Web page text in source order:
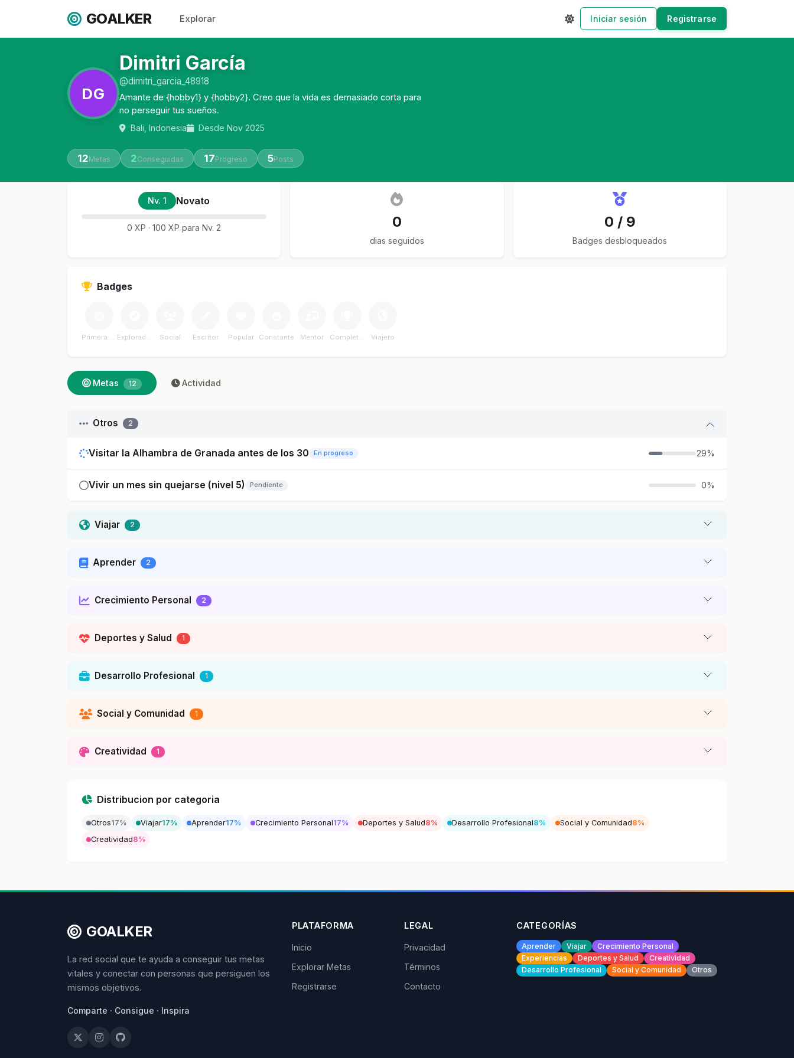
GOALKER Explorar Iniciar sesión Registrarse
DG
Dimitri García
@dimitri_garcia_48918
Amante de {hobby1} y {hobby2}. Creo que la vida es demasiado corta para
no perseguir tus sueños.
Bali, Indonesia Desde Nov 2025
12Metas 2Conseguidas 17Progreso 5Posts
Nv. 1 Novato
0 XP · 100 XP para Nv. 2 0
dias seguidos
0 / 9
Badges desbloqueados
Badges
Primera Meta Explorador Social Escritor Popular Constante Mentor Completador Viajero
Metas 12 Actividad
Otros 2
Visitar la Alhambra de Granada antes de los 30 En progreso 29%
Vivir un mes sin quejarse (nivel 5) Pendiente 0%
Viajar 2
Aprender 2
Crecimiento Personal 2
Deportes y Salud 1
Desarrollo Profesional 1
Social y Comunidad 1
Creatividad 1
Distribucion por categoria
Otros17% Viajar17% Aprender17% Crecimiento Personal17% Deportes y Salud8% Desarrollo Profesional8% Social y Comunidad8%
Creatividad8%
GOALKER
La red social que te ayuda a conseguir tus metas
vitales y conectar con personas que persiguen los
mismos objetivos.
Comparte · Consigue · Inspira
PLATAFORMA
Inicio
Explorar Metas
Registrarse
LEGAL
Privacidad
Términos
Contacto
CATEGORÍAS
Aprender Viajar
Crecimiento Personal
Experiencias
Deportes y Salud
Creatividad
Desarrollo Profesional
Social y Comunidad Otros